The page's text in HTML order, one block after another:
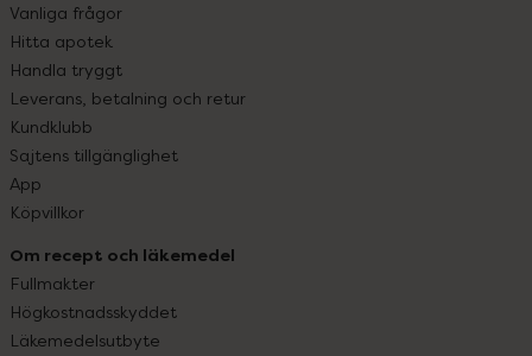
Vanliga frågor
Hitta apotek
Handla tryggt
Leverans, betalning och retur
Kundklubb
Sajtens tillgänglighet
App
Köpvillkor
Om recept och läkemedel
Fullmakter
Högkostnadsskyddet
Läkemedelsutbyte